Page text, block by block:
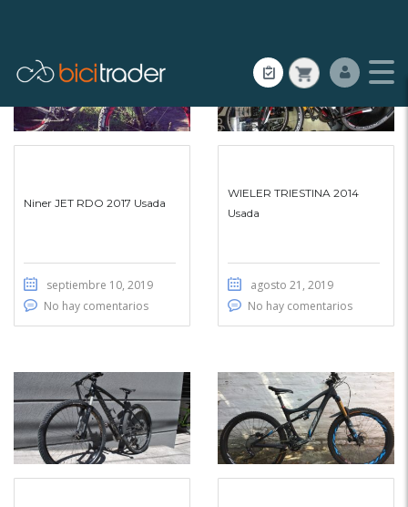
Niner JET RDO 2017 Usada
septiembre 10, 2019
No hay comentarios
WIELER TRIESTINA 2014
Usada
agosto 21, 2019
No hay comentarios